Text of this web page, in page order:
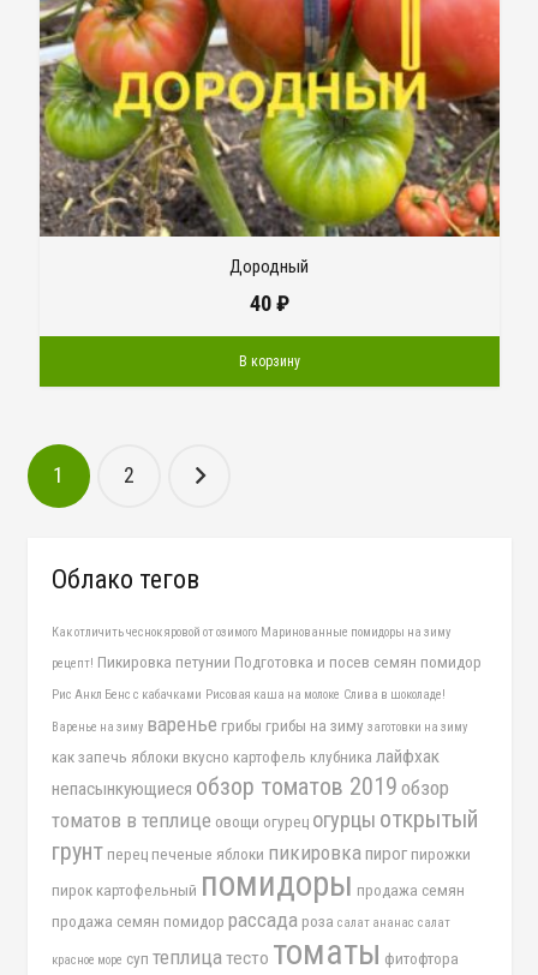
Дородный
40₽
В корзину
Навигация
по
1 2
Облако тегов
Как отличить чеснок яровой от озимого Маринованные помидоры на зиму
рецепт! Пикировка петунии Подготовка и посев семян помидор
Рис Анкл Бенс с кабачками Рисовая каша на молоке Слива в шоколаде!
Варенье на зиму варенье грибы грибы на зиму заготовки на зиму
как запечь яблоки вкусно картофель клубника лайфхак
непасынкующиеся обзор томатов 2019 обзор
томатов в теплице овощи огурец огурцы открытый
грунт перец печеные яблоки пикировкапирог пирожки
пирок картофельный помидоры продажа семян
продажа семян помидор рассада роза салат ананас салат
красное море суп теплицатесто томаты фитофтора